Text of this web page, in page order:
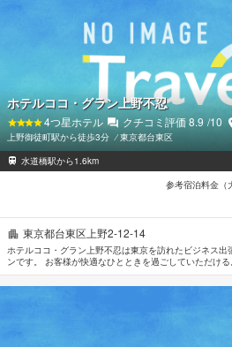
東京都台東区上野2-12-14
ホテルココ・グラン上野不忍は東京を訪れたビジネス
ンです。 お客様が快適なひとときを過ごしていただけ
えております。 全室Wi-Fi無料, 24時間セキュリティ,
の設備・サービスもぜひご利用ください。 贅沢なイン
整えております。 ご滞在中、より快適にお過ごしいた
ージなどの設備・サービスをご利用いただけます。 ホ
ホテルココ・グラン上野不忍
4つ星ホテル クチコミ評価8.9 /10
上野御徒町駅から徒歩3分 ⁄東京都台東区
水道橋駅から1.6km
参考宿泊料金（